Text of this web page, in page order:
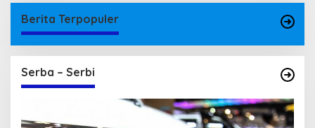
Berita Terpopuler
Serba – Serbi